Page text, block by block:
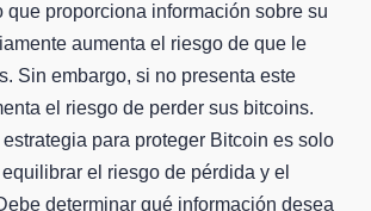
que proporciona información sobre su
aumenta el riesgo de que le
Sin embargo, si no presenta este
el riesgo de perder sus bitcoins.
para proteger Bitcoin es solo
el riesgo de pérdida y el
determinar qué información desea